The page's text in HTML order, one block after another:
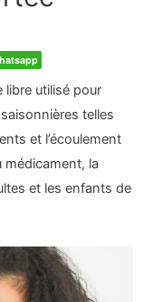
libre utilisé pour
telles
et l’écoulement
médicament, la
et les enfants de